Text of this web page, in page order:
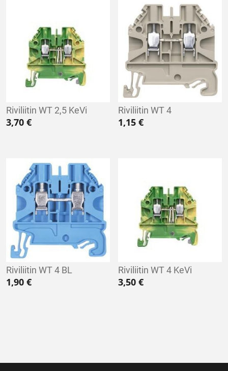
Riviliitin WT 2,5 KeVi
3,70 €
Riviliitin WT 4
1,15€
Riviliitin WT 4 BL
1,90 €
Riviliitin WT 4 KeVi
3,50€